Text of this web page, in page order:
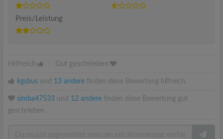
Preis/Leistung
Hilfreich Gut geschrieben
kgsbus und 13 andere finden diese Bewertung hilfreich.
simba47533 und 12 andere finden diese Bewertung gut
geschrieben.